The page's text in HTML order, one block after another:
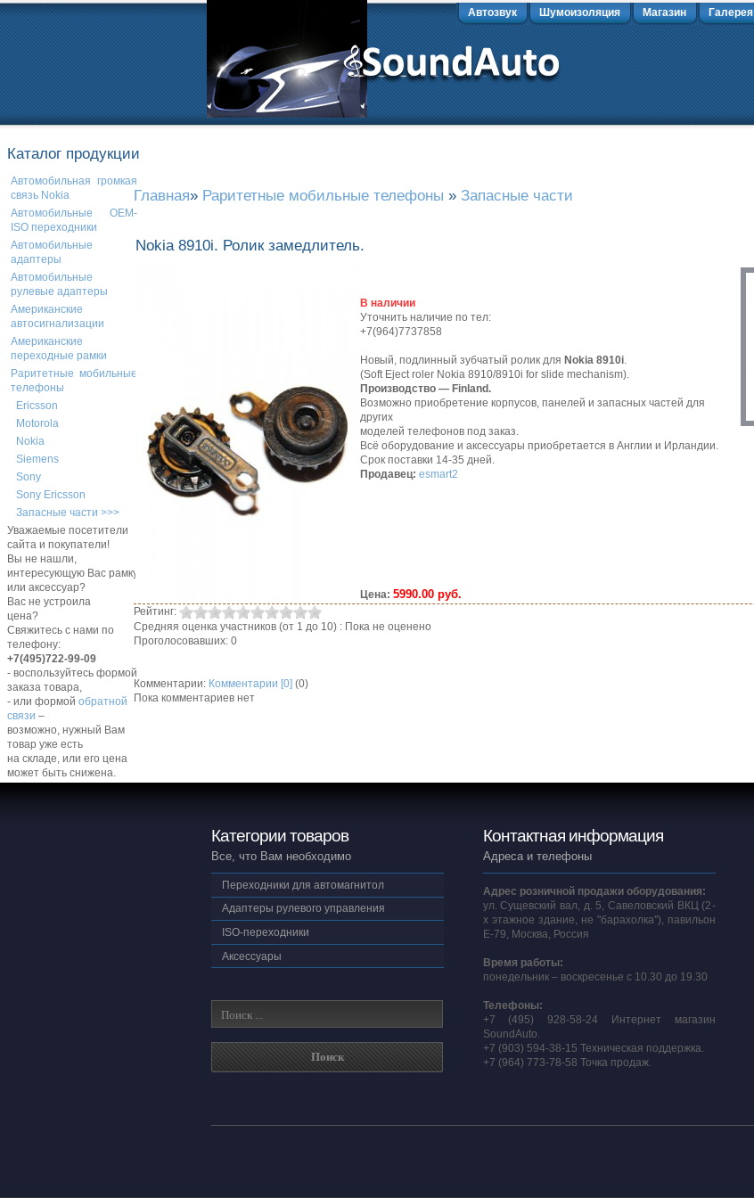
Автозвук Шумоизоляция Магазин Галерея
Каталог продукции
Автомобильная громкая
связь Nokia
Автомобильные OEM-
ISO переходники
Автомобильные
адаптеры
Автомобильные
рулевые адаптеры
Американские
автосигнализации
Американские
переходные рамки
Раритетные мобильные
телефоны
Ericsson
Motorola
Nokia
Siemens
Sony
Sony Ericsson
Запасные части >>>
Уважаемые посетители
сайта и покупатели!
Вы не нашли,
интересующую Вас рамку,
или аксессуар?
Вас не устроила
цена?
Свяжитесь с нами по
телефону:
+7(495)722-99-09
- воспользуйтесь формой
заказа товара,
- или формой обратной
связи –
возможно, нужный Вам
товар уже есть
на складе, или его цена
может быть снижена.
Главная» Раритетные мобильные телефоны » Запасные части
Nokia 8910i. Ролик замедлитель.
В наличии
Уточнить наличие по тел:
+7(964)7737858
Новый, подлинный зубчатый ролик для Nokia 8910i.
(Soft Eject roler Nokia 8910/8910i for slide mechanism).
Производство — Finland.
Возможно приобретение корпусов, панелей и запасных частей для
других
моделей телефонов под заказ.
Всё оборудование и аксессуары приобретается в Англии и Ирландии.
Срок поставки 14-35 дней.
Продавец: esmart2
Цена: 5990.00 руб.
Рейтинг:
Средняя оценка участников (от 1 до 10) : Пока не оценено
Проголосовавших: 0
Комментарии: Комментарии [0] (0)
Пока комментариев нет
Категории товаров
Все, что Вам необходимо
Переходники для автомагнитол
Адаптеры рулевого управления
ISO-переходники
Аксессуары
Контактная информация
Адреса и телефоны
Адрес розничной продажи оборудования:
ул. Сущевский вал, д. 5, Савеловский ВКЦ (2-
х этажное здание, не "барахолка"), павильон
E-79, Москва, Россия
Время работы:
понедельник – воскресенье с 10.30 до 19.30
Телефоны:
+7 (495) 928-58-24 Интернет магазин
SoundAuto.
+7 (903) 594-38-15 Техническая поддержка.
+7 (964) 773-78-58 Точка продаж.